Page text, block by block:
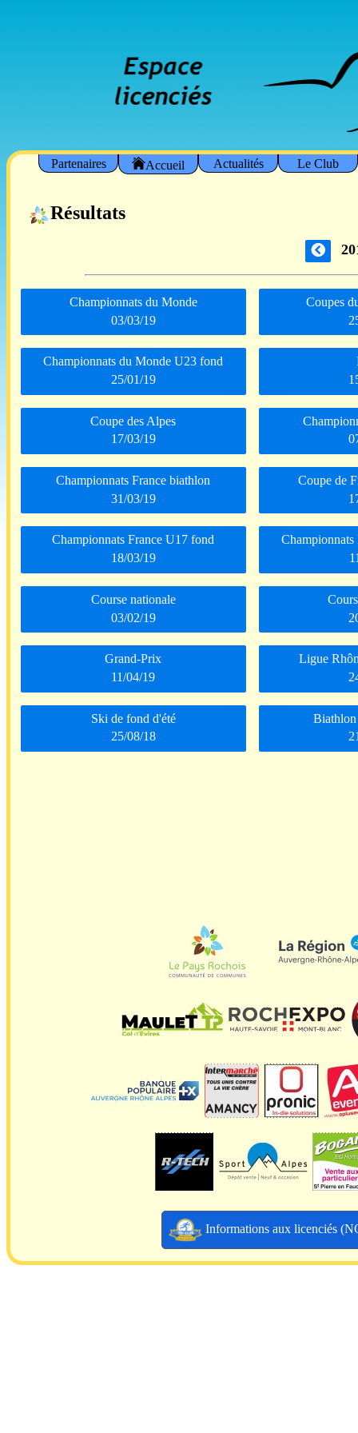
Partenaires Accueil Actualités Le Club
Résultats
Championnats du Monde
03/03/19
Coupes
Championnats du Monde U23 fond
25/01/19
Coupe des Alpes
17/03/19
Championnats France biathlon
31/03/19
Coupe de
Championnats France U17 fond
18/03/19
Course nationale
03/02/19
Grand-Prix
11/04/19
Ligue
Ski de fond d'été
25/08/18
Informations aux licenciés